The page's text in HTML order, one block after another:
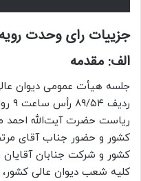
جزییات رای وحدت رویه
الف: مقدمه
جلسه هیأت عمومی دیوان
ریاست حضرت آیت‌الله احمد
کشور و حضور جناب آقای
کشور و شرکت جنابان
کلیه شعب دیوان عالی